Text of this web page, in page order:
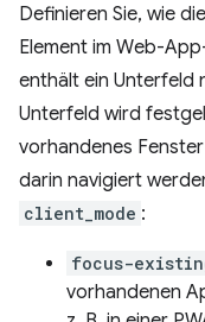
Definieren Sie, wie
Element im Web-
enthält ein Unterfeld
Unterfeld wird
vorhandenes
darin navigiert
client_mode :
focus-
vorhandenen